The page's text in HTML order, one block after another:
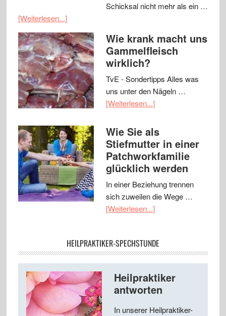
Schicksal nicht mehr als ein …
[Weiterlesen...]
Wie krank macht uns
Gammelfleisch
wirklich?
TvE - Sondertipps Alles was
uns unter den Nägeln …
[Weiterlesen...]
Wie Sie als
Stiefmutter in einer
Patchworkfamilie
glücklich werden
In einer Beziehung trennen
sich zuweilen die Wege …
[Weiterlesen...]
HEILPRAKTIKER-SPECHSTUNDE
Heilpraktiker
antworten
In unserer Heilpraktiker-